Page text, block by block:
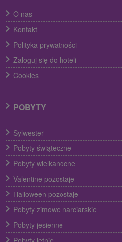
O nas
Kontakt
Polityka prywatności
Zaloguj się do hoteli
Cookies
POBYTY
Sylwester
Pobyty świąteczne
Pobyty wielkanocne
Valentine pozostaje
Halloween pozostaje
Pobyty zimowe narciarskie
Pobyty jesienne
Pobyty letnie